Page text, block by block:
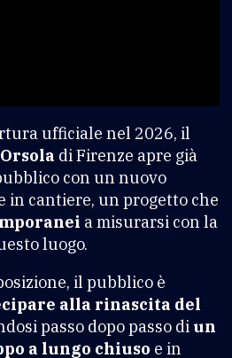
ufficiale nel 2026, il
di Firenze apre già
con un nuovo
in cantiere, un progetto che
a misurarsi con la
luogo.
il pubblico è
alla rinascita del
passo dopo passo di un
a lungo chiuso e in